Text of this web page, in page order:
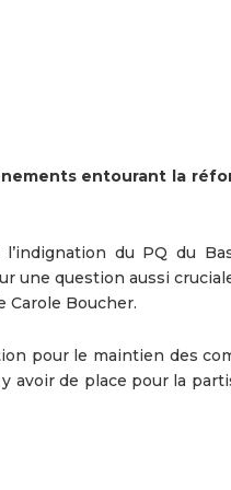
entourant la
du PQ du
une question aussi
Carole Boucher.
pour le maintien des
avoir de place pour la